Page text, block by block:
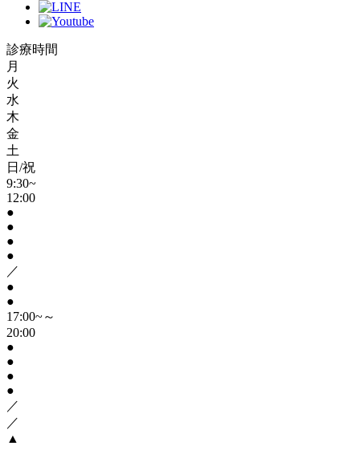
診療時間
月
火
水
木
金
土
日/祝
9:30~
12:00
●
●
●
●
／
●
●
17:00~～
20:00
●
●
●
●
／
／
▲